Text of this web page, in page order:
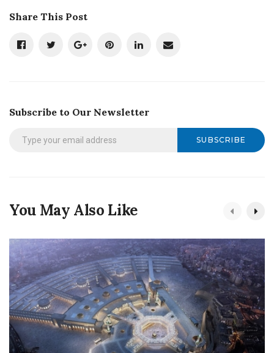
Share This Post
Subscribe to Our Newsletter
SUBSCRIBE
You May Also Like